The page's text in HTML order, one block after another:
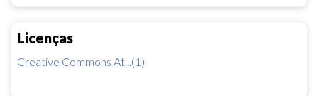
Licenças
Creative Commons At...(1)